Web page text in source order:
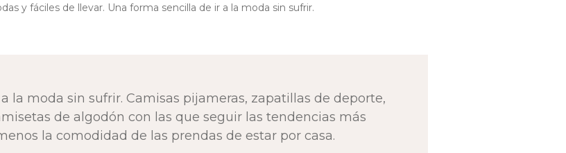
y fáciles de llevar. Una forma sencilla de ir a la moda sin sufrir.
la moda sin sufrir. Camisas pijameras, zapatillas de deporte,
de algodón con las que seguir las tendencias más
la comodidad de las prendas de estar por casa.